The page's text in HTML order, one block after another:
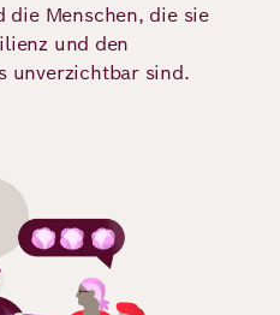
Jahresbericht
Einrichtungen
Demokratie
Migration
Ukraine
die Menschen, die sie
und den
unverzichtbar sind.